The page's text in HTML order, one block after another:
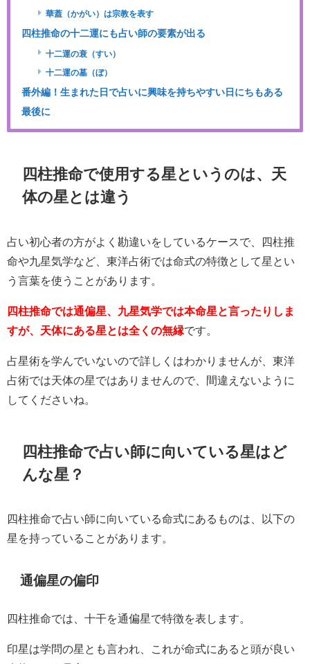
華蓋（かがい）は宗教を表す
四柱推命の十二運にも占い師の要素が出る
十二運の衰（すい）
十二運の墓（ぼ）
番外編！生まれた日で占いに興味を持ちやすい日にちもある
最後に
四柱推命で使用する星というのは、天
体の星とは違う
占い初心者の方がよく勘違いをしているケースで、四柱推
命や九星気学など、東洋占術では命式の特徴として星とい
う言葉を使うことがあります。
四柱推命では通偏星、九星気学では本命星と言ったりしま
すが、天体にある星とは全くの無縁です。
占星術を学んでいないので詳しくはわかりませんが、東洋
占術では天体の星ではありませんので、間違えないように
してくださいね。
四柱推命で占い師に向いている星はど
んな星？
四柱推命で占い師に向いている命式にあるものは、以下の
星を持っていることがあります。
通偏星の偏印
四柱推命では、十干を通偏星で特徴を表します。
印星は学問の星とも言われ、これが命式にあると頭が良い